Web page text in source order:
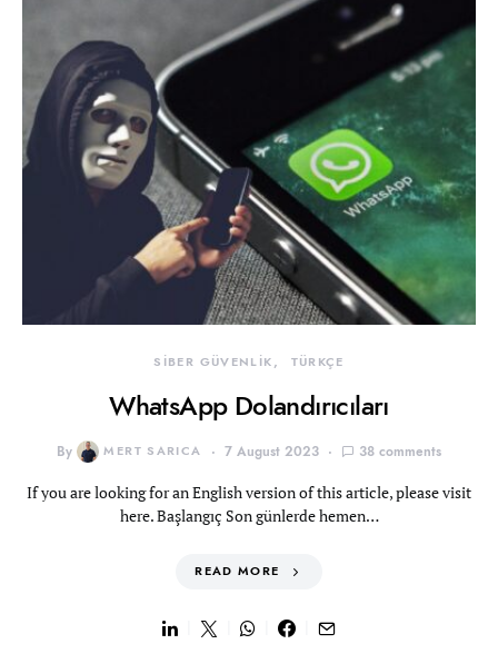
SİBER GÜVENLİK TÜRKÇE
WhatsApp Dolandırıcıları
By MERT SARICA 7 August 2023 38 comments
If you are looking for an English version of this article, please visit
here. Başlangıç Son günlerde hemen…
READ MORE